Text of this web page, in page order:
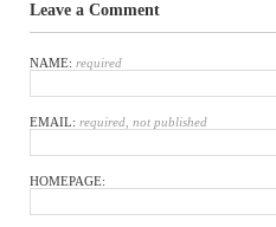
Leave a Comment
NAME: required
EMAIL: required, not published
HOMEPAGE: